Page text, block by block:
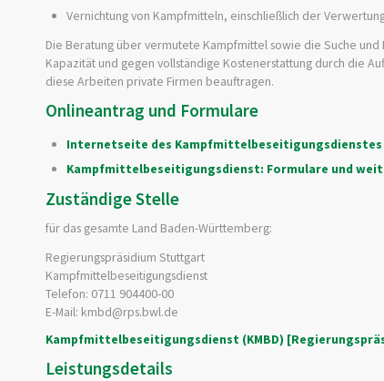
Vernichtung von Kampfmitteln, einschließlich der
Die Beratung über vermutete Kampfmittel sowie die Suche
Kapazität und gegen vollständige Kostenerstattung durch die
diese Arbeiten private Firmen beauftragen.
Onlineantrag und Formulare
Internetseite des Kampfmittelbeseitigungsdienstes
Kampfmittelbeseitigungsdienst: Formulare und
Zuständige Stelle
für das gesamte Land Baden-Württemberg:
Regierungspräsidium Stuttgart
Kampfmittelbeseitigungsdienst
Telefon: 0711 904400-00
E-Mail: kmbd@rps.bwl.de
Kampfmittelbeseitigungsdienst (KMBD)
Leistungsdetails